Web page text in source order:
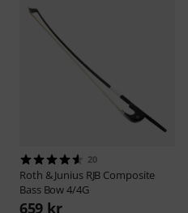
20
Roth & Junius RJB Composite
Bass Bow 4/4G
659 kr